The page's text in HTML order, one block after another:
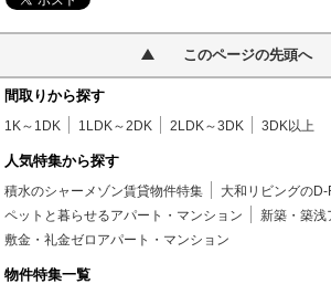
このページの先頭へ
間取りから探す
1K～1DK 1LDK～2DK 2LDK～3DK 3DK以上
人気特集から探す
積水のシャーメゾン賃貸物件特集
大和リビングの
ペットと暮らせるアパート・マンション
新築・築浅
敷金・礼金ゼロアパート・マンション
物件特集一覧